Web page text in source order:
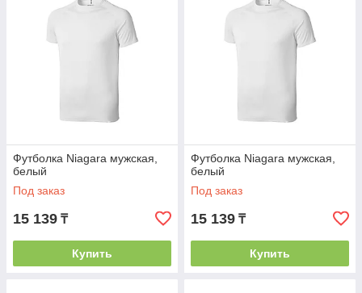
Футболка Niagara мужская,
белый
Под заказ
15 139 ₸
Купить
Футболка Niagara мужская,
белый
Под заказ
15 139 ₸
Купить